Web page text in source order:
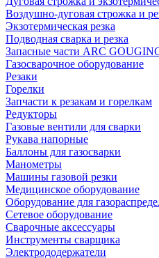
Воздушно-дуговая строжка и
Экзотермическая резка
Подводная сварка и резка
Запасные части ARC
Газосварочное оборудование
Резаки
Горелки
Запчасти к резакам и горелкам
Редукторы
Газовые вентили для сварки
Рукава напорные
Баллоны для газосварки
Манометры
Машины газовой резки
Медицинское оборудование
Оборудование для
Сетевое оборудование
Сварочные аксессуары
Инструменты сварщика
Электрододержатели